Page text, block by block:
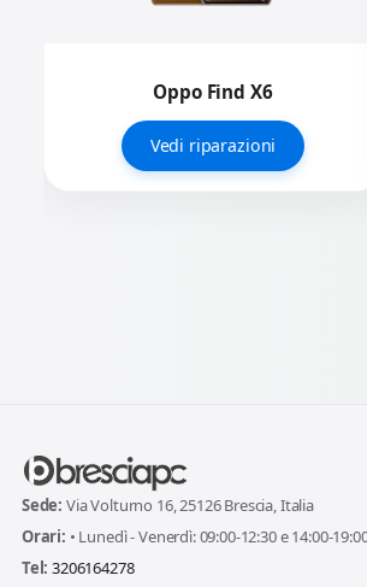
Oppo Find X6
Vedi riparazioni
Sede: Via Volturno 16, 25126 Brescia, Italia
Orari: • Lunedì - Venerdì: 09:00-12:30 e 14:00-
Tel: 3206164278